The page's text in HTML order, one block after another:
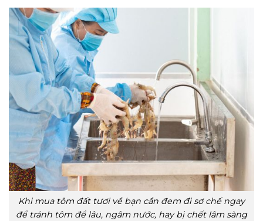
Khi mua tôm đất tươi về bạn cần đem đi sơ chế ngay
để tránh tôm để lâu, ngâm nước, hay bị chết lâm sàng